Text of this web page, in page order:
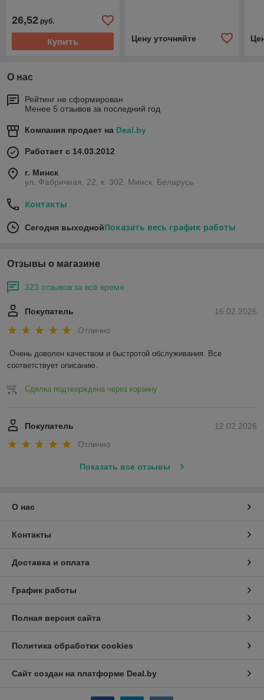
26,52 руб.
Купить Цену уточняйте
О нас
Рейтинг не сформирован
Менее 5 отзывов за последний год
Компания продает на Deal.by
Работает с 14.03.2012
г. Минск
ул. Фабричная, 22, к. 302, Минск, Беларусь
Контакты
Сегодня выходнойПоказать весь график работы
Отзывы о магазине
323 отзывов за всё время
16.02.2026
Покупатель
Отлично
Очень доволен качеством и быстротой обслуживания. Все
соответствует описанию.
Сделка подтверждена через корзину
12.02.2026
Покупатель
Отлично
Показать все отзывы
О нас
Контакты
Доставка и оплата
График работы
Полная версия сайта
Политика обработки cookies
Сайт создан на платформе Deal.by